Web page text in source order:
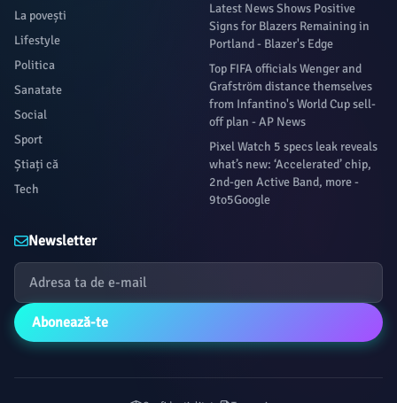
La povești
Lifestyle
Politica
Sanatate
Social
Sport
Știați că
Tech
Latest News Shows Positive
Signs for Blazers Remaining in
Portland - Blazer's Edge
Top FIFA officials Wenger and
Grafström distance themselves
from Infantino's World Cup sell-
off plan - AP News
Pixel Watch 5 specs leak reveals
what’s new: ‘Accelerated’ chip,
2nd-gen Active Band, more -
9to5Google
Newsletter
Abonează-te